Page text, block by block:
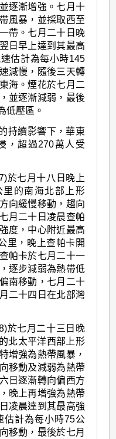
逐漸增強。七月十
風暴，並採取西至
帶。七月二十日晚
日早上達到其最高
估計為每小時145
減慢，隨後三天轉
海。煙花於七月二
並逐漸減弱，最後
低壓區。
持續影響下，華東
，超過270萬人受
於七月十八日晚上
的南海北部上形
向緩慢移動，趨向
月二十日凌晨查帕
度，中心附近最高
里，晚上查帕卡開
帕卡於七月二十一
逐步減弱為熱帶低
南移動，七月二十
二十四日在北部灣
於七月二十三日晚
北太平洋西部上形
增強為熱帶風暴，
移動及減弱為熱帶
日逐漸轉向偏西方
晚上再增強為熱帶
凌晨達到其最高強
估計為每小時75公
移動，最後於七月